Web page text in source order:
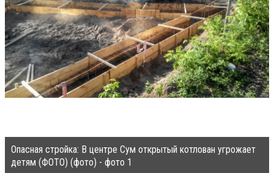
Опасная стройка: В центре Сум открытый котлован угрожает
детям (ФОТО) (фото) - фото 1